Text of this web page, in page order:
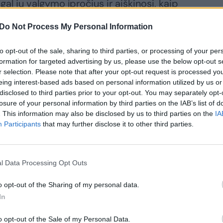
Do Not Process My Personal Information
opt-out of the sale, sharing to third parties, or processing of your
for targeted advertising by us, please use the below opt-out
selection. Please note that after your opt-out request is processed
interest-based ads based on personal information utilized by us
to third parties prior to your opt-out. You may separately
of your personal information by third parties on the IAB’s list of
This information may also be disclosed by us to third parties on the
Participants that may further disclose it to other third parties.
Data Processing Opt Outs
opt-out of the Sharing of my personal data.
opt-out of the Sale of my Personal Data.
jų valgymo įpročius ir aiškinosi, kaip
vidutiniškai ir nesveikai valgančius,
sveikos mitybos principus, ir
mokslininkai pavadino ilgaamžiškumo
ir fizinį aktyvumą, tyrėjai nustatė,
kurių mityba pasikeitė nuo
pailgėjo maždaug 9 metais.